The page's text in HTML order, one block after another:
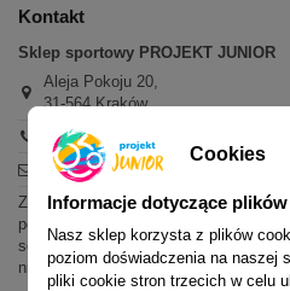
Kontakt
Sklep sportowy PROJEKT JUNIOR
Aleja Pokoju 20,
31-564 Kraków
+48 600 779 897
sklep@projektjunior.pl
Zapraszamy do sklepu stacjonarnego:
poniedziałek - piątek: 11.00-19.00
sobota: 10.00-14.00
niedziela (każda): nieczynne
Cookies
Informacje dotyczące
Nasz sklep korzysta z plików
poziom doświadczenia na naszej
pliki cookie stron trzecich w celu